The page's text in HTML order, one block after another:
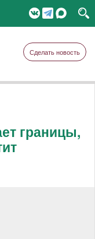
Сделать новость
границы,